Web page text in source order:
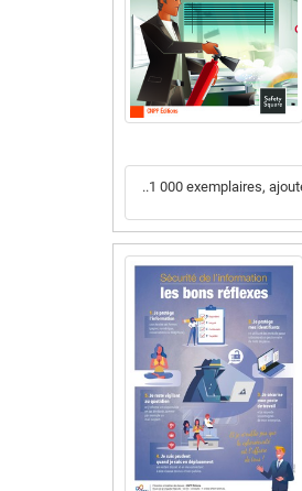
..1 000 exemplaires,